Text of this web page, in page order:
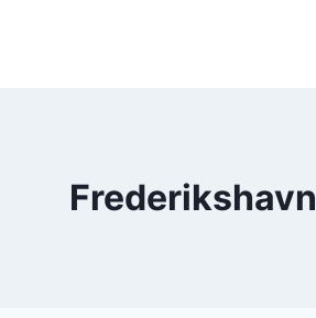
Frederikshavn